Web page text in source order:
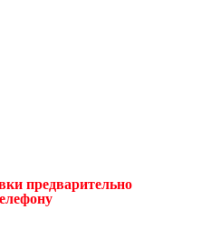
предварительно